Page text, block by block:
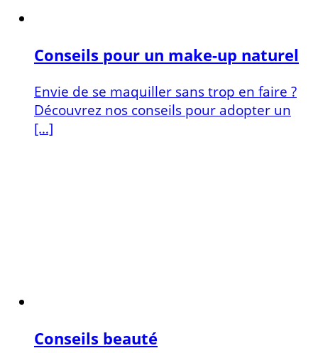
Conseils pour un make-up naturel
Envie de se maquiller sans trop en faire ?
Découvrez nos conseils pour adopter un
[…]
Conseils beauté